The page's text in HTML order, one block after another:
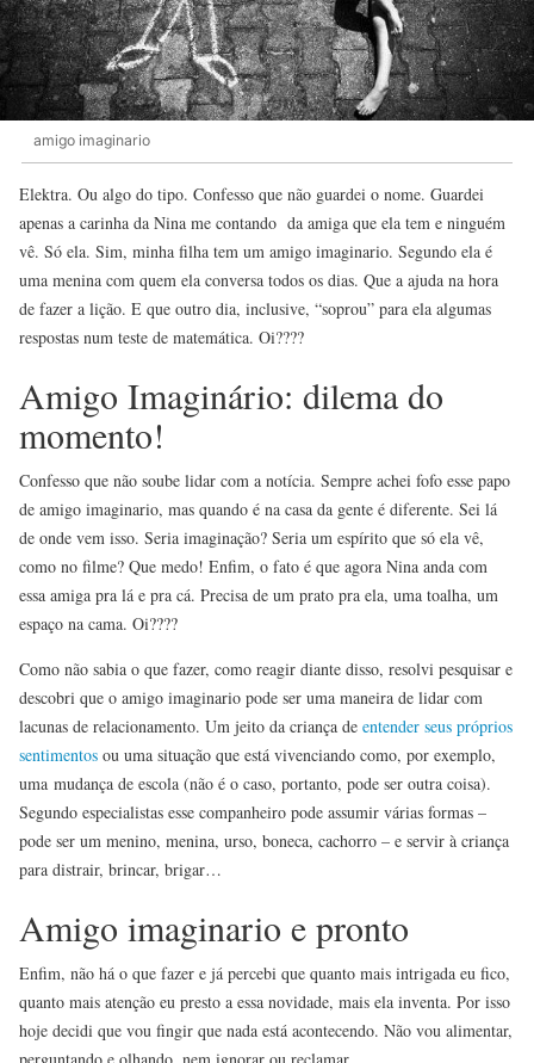
amigo imaginario
Elektra. Ou algo do tipo. Confesso que não guardei o nome. Guardei
apenas a carinha da Nina me contando da amiga que ela tem e ninguém
vê. Só ela. Sim, minha filha tem um amigo imaginario. Segundo ela é
uma menina com quem ela conversa todos os dias. Que a ajuda na hora
de fazer a lição. E que outro dia, inclusive, “soprou” para ela algumas
respostas num teste de matemática. Oi????
Amigo Imaginário: dilema do
momento!
Confesso que não soube lidar com a notícia. Sempre achei fofo esse papo
de amigo imaginario, mas quando é na casa da gente é diferente. Sei lá
de onde vem isso. Seria imaginação? Seria um espírito que só ela vê,
como no filme? Que medo! Enfim, o fato é que agora Nina anda com
essa amiga pra lá e pra cá. Precisa de um prato pra ela, uma toalha, um
espaço na cama. Oi????
Como não sabia o que fazer, como reagir diante disso, resolvi pesquisar e
descobri que o amigo imaginario pode ser uma maneira de lidar com
lacunas de relacionamento. Um jeito da criança de entender seus próprios
sentimentos ou uma situação que está vivenciando como, por exemplo,
uma mudança de escola (não é o caso, portanto, pode ser outra coisa).
Segundo especialistas esse companheiro pode assumir várias formas –
pode ser um menino, menina, urso, boneca, cachorro – e servir à criança
para distrair, brincar, brigar…
Amigo imaginario e pronto
Enfim, não há o que fazer e já percebi que quanto mais intrigada eu fico,
quanto mais atenção eu presto a essa novidade, mais ela inventa. Por isso
hoje decidi que vou fingir que nada está acontecendo. Não vou alimentar,